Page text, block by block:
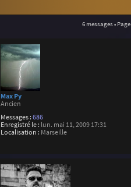
6 messages • Page
Max Py
Ancien
Messages : 686
Enregistré le : lun. mai 11, 2009 17:31
Localisation : Marseille